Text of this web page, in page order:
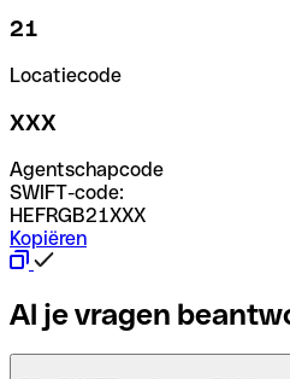
21
Locatiecode
XXX
Agentschapcode
SWIFT-code:
HEFRGB21XXX
Kopiëren
Al je vragen